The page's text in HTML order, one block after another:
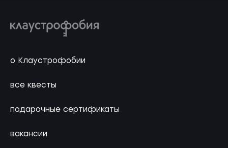
о Клаустрофобии
все квесты
подарочные сертификаты
вакансии